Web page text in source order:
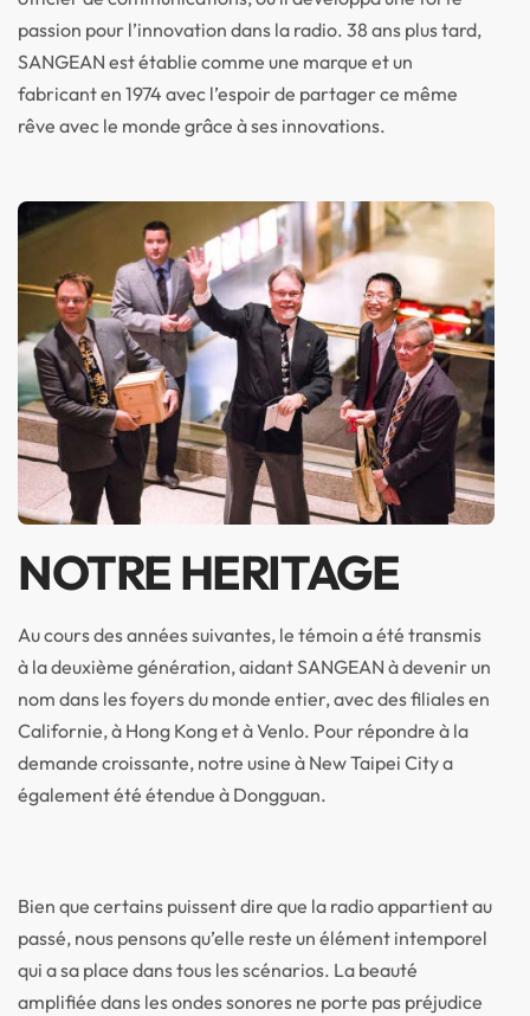
passion pour l’innovation dans la radio. 38 ans plus tard,
SANGEAN est établie comme une marque et un
fabricant en 1974 avec l’espoir de partager ce même
rêve avec le monde grâce à ses innovations.
NOTRE HERITAGE
Au cours des années suivantes, le témoin a été transmis
à la deuxième génération, aidant SANGEAN à devenir un
nom dans les foyers du monde entier, avec des filiales en
Californie, à Hong Kong et à Venlo. Pour répondre à la
demande croissante, notre usine à New Taipei City a
également été étendue à Dongguan.
Bien que certains puissent dire que la radio appartient au
passé, nous pensons qu’elle reste un élément intemporel
qui a sa place dans tous les scénarios. La beauté
amplifiée dans les ondes sonores ne porte pas préjudice